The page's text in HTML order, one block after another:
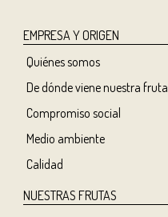
EMPRESA Y ORIGEN
Quiénes somos
De dónde viene nuestra fruta
Compromiso social
Medio ambiente
Calidad
NUESTRAS FRUTAS